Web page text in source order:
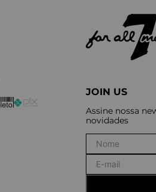
JOIN US
Assine nossa
novidades